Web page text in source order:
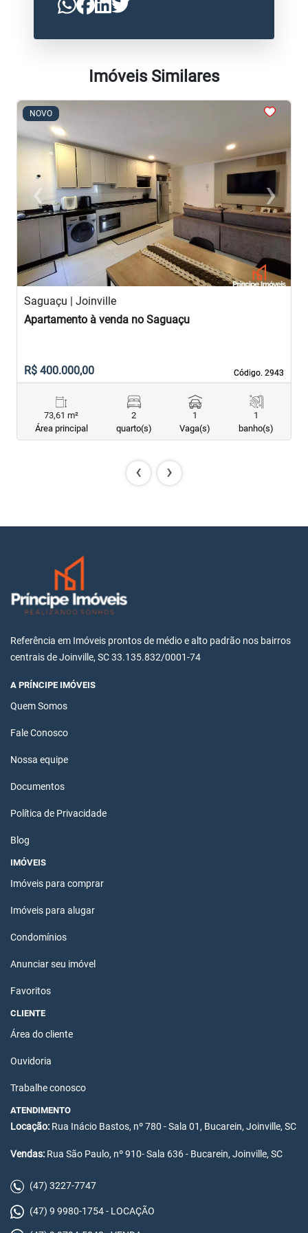
Imóveis Similares
NOVO
<<<<
‹Previous ›Next
Saguaçu | Joinville
Código. 2943
Código. 2943
Apartamento à venda no Saguaçu
R$ 400.000,00
73,61 m²
Área principal
2
quarto(s)
1
Vaga(s)
1
banho(s)
‹ ›
Referência em Imóveis prontos de médio e alto padrão nos bairros
centrais de Joinville, SC 33.135.832/0001-74
A PRÍNCIPE IMÓVEIS
Quem Somos
Fale Conosco
Nossa equipe
Documentos
Política de Privacidade
Blog
IMÓVEIS
Imóveis para comprar
Imóveis para alugar
Condomínios
Anunciar seu imóvel
Favoritos
CLIENTE
Área do cliente
Ouvidoria
Trabalhe conosco
ATENDIMENTO
Locação: Rua Inácio Bastos, nº 780 - Sala 01, Bucarein, Joinville, SC
Vendas: Rua São Paulo, nº 910- Sala 636 - Bucarein, Joinville, SC
(47) 3227-7747
(47) 9 9980-1754 - LOCAÇÃO